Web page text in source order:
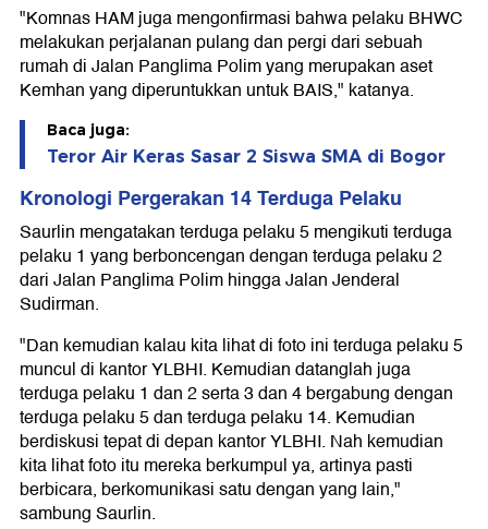
"Komnas HAM juga mengonfirmasi bahwa pelaku BHWC
melakukan perjalanan pulang dan pergi dari sebuah
rumah di Jalan Panglima Polim yang merupakan aset
Kemhan yang diperuntukkan untuk BAIS," katanya.
Baca juga:
Teror Air Keras Sasar 2 Siswa SMA di Bogor
Kronologi Pergerakan 14 Terduga Pelaku
Saurlin mengatakan terduga pelaku 5 mengikuti terduga
pelaku 1 yang berboncengan dengan terduga pelaku 2
dari Jalan Panglima Polim hingga Jalan Jenderal
Sudirman.
"Dan kemudian kalau kita lihat di foto ini terduga pelaku 5
muncul di kantor YLBHI. Kemudian datanglah juga
terduga pelaku 1 dan 2 serta 3 dan 4 bergabung dengan
terduga pelaku 5 dan terduga pelaku 14. Kemudian
berdiskusi tepat di depan kantor YLBHI. Nah kemudian
kita lihat foto itu mereka berkumpul ya, artinya pasti
berbicara, berkomunikasi satu dengan yang lain,"
sambung Saurlin.